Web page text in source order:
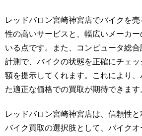
レッドバロン宮崎神宮店でバイクを
性の高いサービスと、幅広いメーカ
いる点です。また、コンピュータ総
計測で、バイクの状態を正確にチェ
額を提示してくれます。これにより
た適正な価格での買取が期待できます
レッドバロン宮崎神宮店は、信頼性
バイク買取の選択肢として、バイク